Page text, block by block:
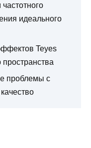
идеального
Teyes
пространства
проблемы с